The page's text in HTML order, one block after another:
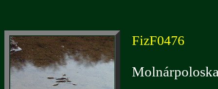
FizF0476